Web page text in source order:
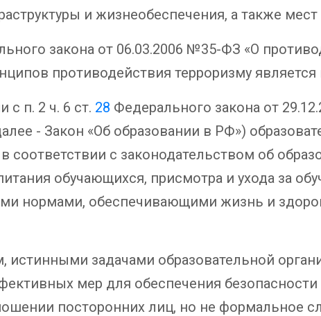
и жизнеобеспечения, а также
закона от 06.03.2006 №35-ФЗ «О
противодействия терроризму
с п. 2 ч. 6 ст. 28 Федерального закона от
- Закон «Об образовании в РФ»)
соответствии с законодательством об
обучающихся, присмотра и ухода за
нормами, обеспечивающими жизнь и
истинными задачами образовательной
мер для обеспечения
посторонних лиц, но не формальное